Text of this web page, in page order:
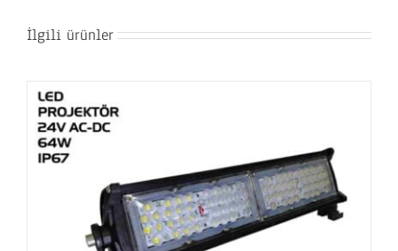
İlgili ürünler